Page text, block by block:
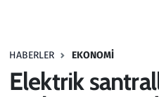
HABERLER EKONOMI
Elektrik
Haber